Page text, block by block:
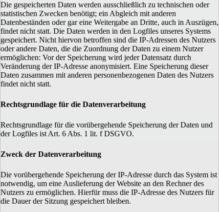
Die gespeicherten Daten werden ausschließlich zu technischen oder
statistischen Zwecken benötigt; ein Abgleich mit anderen
Datenbeständen oder gar eine Weitergabe an Dritte, auch in Auszügen,
findet nicht statt. Die Daten werden in den Logfiles unseres Systems
gespeichert. Nicht hiervon betroffen sind die IP-Adressen des Nutzers
oder andere Daten, die die Zuordnung der Daten zu einem Nutzer
ermöglichen: Vor der Speicherung wird jeder Datensatz durch
Veränderung der IP-Adresse anonymisiert. Eine Speicherung dieser
Daten zusammen mit anderen personenbezogenen Daten des Nutzers
findet nicht statt.
Rechtsgrundlage für die Datenverarbeitung
Rechtsgrundlage für die vorübergehende Speicherung der Daten und
der Logfiles ist Art. 6 Abs. 1 lit. f DSGVO.
Zweck der Datenverarbeitung
Die vorübergehende Speicherung der IP-Adresse durch das System ist
notwendig, um eine Auslieferung der Website an den Rechner des
Nutzers zu ermöglichen. Hierfür muss die IP-Adresse des Nutzers für
die Dauer der Sitzung gespeichert bleiben.